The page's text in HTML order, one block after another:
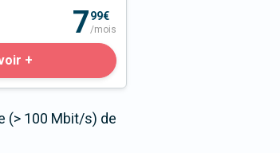
799€
/mois
+
(> 100 Mbit/s) de